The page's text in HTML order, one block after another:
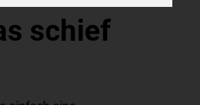
schief